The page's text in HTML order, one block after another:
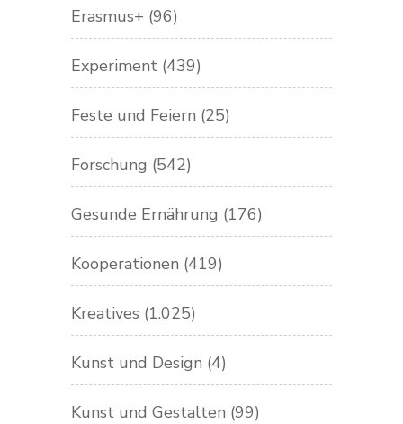
Erasmus+ (96)
Experiment (439)
Feste und Feiern (25)
Forschung (542)
Gesunde Ernährung (176)
Kooperationen (419)
Kreatives (1.025)
Kunst und Design (4)
Kunst und Gestalten (99)